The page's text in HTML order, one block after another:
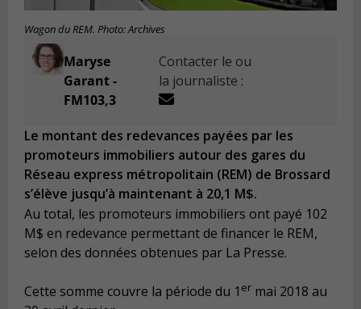
Wagon du REM. Photo: Archives
Maryse
Garant -
FM103,3
Contacter le ou
la journaliste :
Le montant des redevances payées par les
promoteurs immobiliers autour des gares du
Réseau express métropolitain (REM) de Brossard
s’élève jusqu’à maintenant à 20,1 M$.
Au total, les promoteurs immobiliers ont payé 102
M$ en redevance permettant de financer le REM,
selon des données obtenues par La Presse.
Cette somme couvre la période du 1 er mai 2018 au